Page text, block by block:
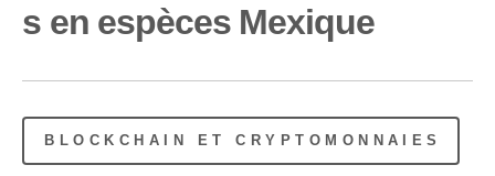
s en espèces Mexique
BLOCKCHAIN ET CRYPTOMONNAIES